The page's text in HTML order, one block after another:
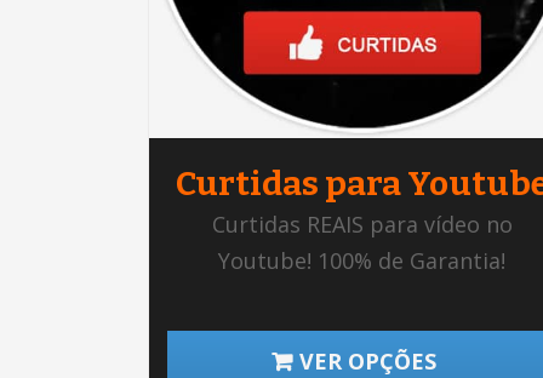
Curtidas para
Curtidas REAIS para vídeo no
Youtube! 100% de Garantia!
VER OPÇÕES